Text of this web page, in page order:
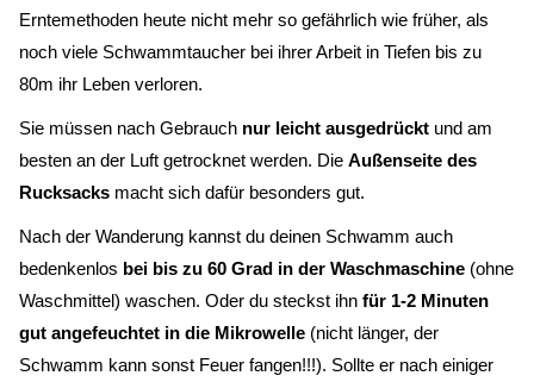
Erntemethoden heute nicht mehr so gefährlich wie früher, als
noch viele Schwammtaucher bei ihrer Arbeit in Tiefen bis zu
80m ihr Leben verloren.
Sie müssen nach Gebrauch nur leicht ausgedrückt und am
besten an der Luft getrocknet werden. DieAußenseite des
Rucksacks macht sich dafür besonders gut.
Nach der Wanderung kannst du deinen Schwamm auch
bedenkenlos bei bis zu 60 Grad in der Waschmaschine (ohne
Waschmittel) waschen. Oder du steckst ihnfür 1-2 Minuten
gut angefeuchtet in die Mikrowelle (nicht länger, der
Schwamm kann sonst Feuer fangen!!!). Sollte er nach einiger